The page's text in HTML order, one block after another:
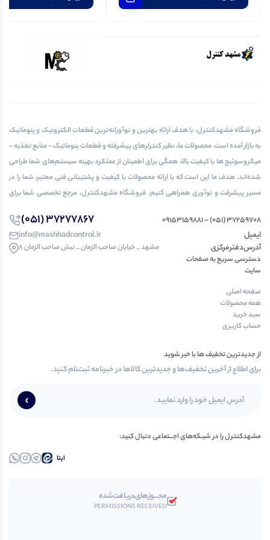
فروشگاه مشهدکنترل، با هدف ارائه بهترین و نوآورانه‌ترین قطعات الکترونیک و پنوماتیک
به بازار آمده است. محصولات ما، نظیر کنترلرهای پیشرفته و قطعات پنوماتیک - منابع تغذیه -
میکروسوئیچ ها با کیفیت بالا، همگی برای اطمینان از عملکرد بهینه سیستم‌های شما طراحی
شده‌اند. هدف ما این است که با ارائه محصولات با کیفیت و پشتیبانی فنی معتبر، شما را در
مسیر پیشرفت و نوآوری همراهی کنیم. فروشگاه مشهدکنترل، مرجع تخصصی شما برای
37259708 (051) - 09153159881
37277867 (051)
ایمیل
info@mashhadcontrol.ir
آدرس‌دفتر‌مرکزی
مشهد _ خیابان صاحب الزمان _ نبش صاحب الزمان 8
دسترسی‌ سریع به صفحات
سایت
صفحه اصلی
همه محصولات
سبد خرید
حساب کاربری
از جدیدترین تخفیف ها با خبر شوید
برای اطلاع از آخرین تخفیف‌ها و جدیدترین کالاها در خبرنامه ثبت‌نام کنید.
مشهدکنترل‌ را در‌‌ شبـکه‌های‌ اجـــتماعی‌ دنبال‌ کنید:
ایتاتلــگرام
اینستاگرامواتساپ
مجـــوز‌های‌دریافت‌شده
PERMISSIONS RECEIVED